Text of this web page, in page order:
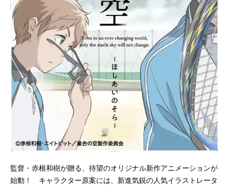
監督・赤根和樹が贈る、待望のオリジナル新作アニメーションが
始動！ キャラクター原案には、新進気鋭の人気イラストレータ